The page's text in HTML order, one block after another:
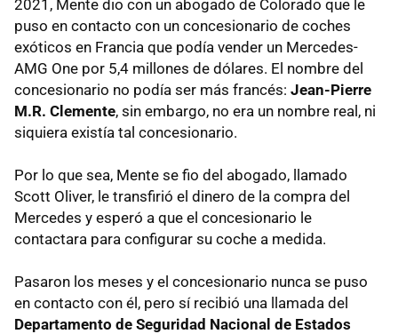
2021, Mente dio con un abogado de Colorado que le
puso en contacto con un concesionario de coches
exóticos en Francia que podía vender un Mercedes-
AMG One por 5,4 millones de dólares. El nombre del
concesionario no podía ser más francés: Jean-Pierre
M.R. Clemente, sin embargo, no era un nombre real, ni
siquiera existía tal concesionario.
Por lo que sea, Mente se fio del abogado, llamado
Scott Oliver, le transfirió el dinero de la compra del
Mercedes y esperó a que el concesionario le
contactara para configurar su coche a medida.
Pasaron los meses y el concesionario nunca se puso
en contacto con él, pero sí recibió una llamada del
Departamento de Seguridad Nacional de Estados